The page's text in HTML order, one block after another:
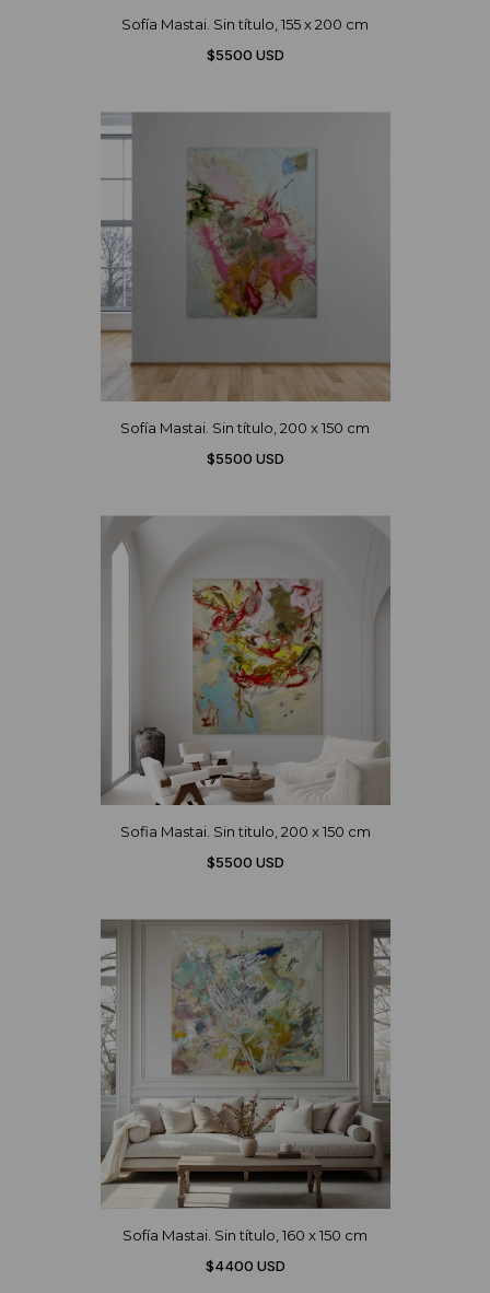
Sofía Mastai. Sin título, 155 x 200 cm
$5500 USD
Sofía Mastai. Sin título, 200 x 150 cm
$5500 USD
Sofia Mastai. Sin titulo, 200 x 150 cm
$5500 USD
Sofía Mastai. Sin título, 160 x 150 cm
$4400 USD